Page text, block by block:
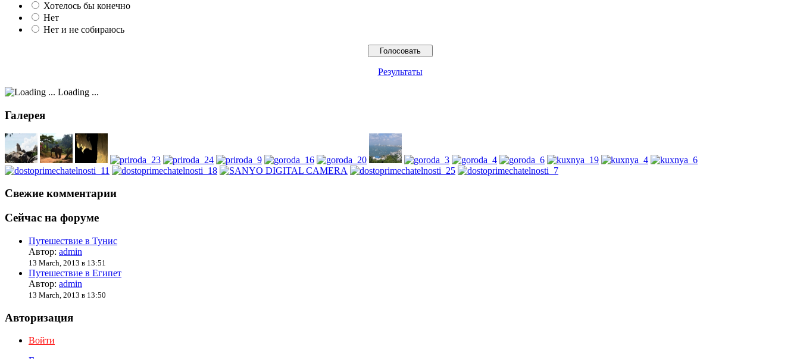
Хотелось бы конечно
Нет
Нет и не собираюсь
Результаты
Loading ...
Галерея
Свежие комментарии
Сейчас на форуме
Путешествие в Тунис
Автор: admin
13 March, 2013 в 13:51
Путешествие в Египет
Автор: admin
13 March, 2013 в 13:50
Авторизация
Войти